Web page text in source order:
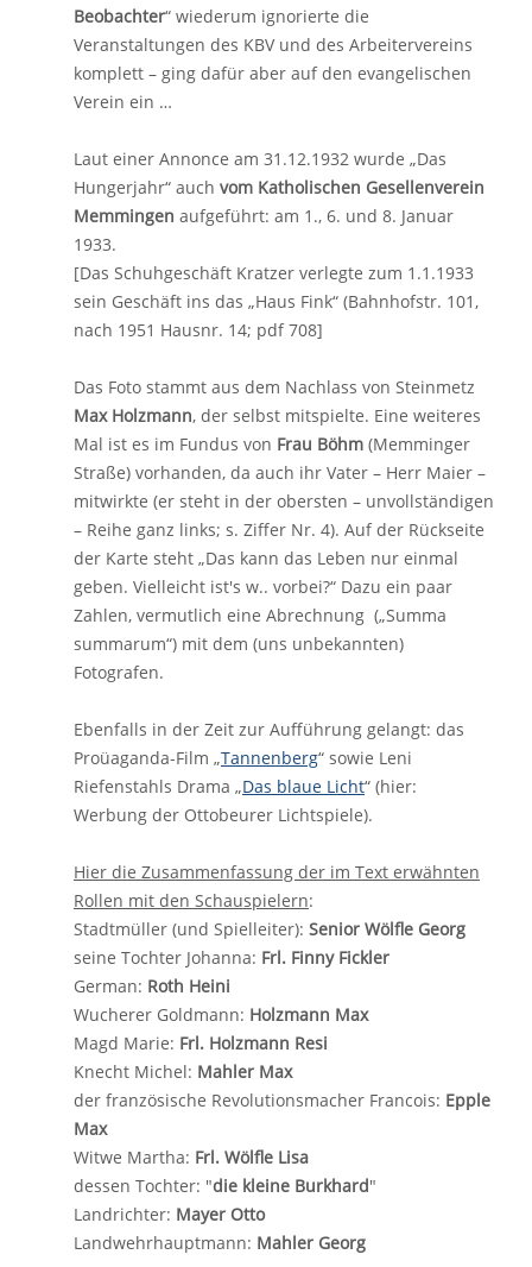
Beobachter“ wiederum ignorierte die
Veranstaltungen des KBV und des Arbeitervereins
komplett – ging dafür aber auf den evangelischen
Verein ein …
Laut einer Annonce am 31.12.1932 wurde „Das
Hungerjahr“ auch vom Katholischen Gesellenverein
Memmingen aufgeführt: am 1., 6. und 8. Januar
1933.
[Das Schuhgeschäft Kratzer verlegte zum 1.1.1933
sein Geschäft ins das „Haus Fink“ (Bahnhofstr. 101,
nach 1951 Hausnr. 14; pdf 708]
Das Foto stammt aus dem Nachlass von Steinmetz
Max Holzmann, der selbst mitspielte. Eine weiteres
Mal ist es im Fundus von Frau Böhm (Memminger
Straße) vorhanden, da auch ihr Vater – Herr Maier –
mitwirkte (er steht in der obersten – unvollständigen
– Reihe ganz links; s. Ziffer Nr. 4). Auf der Rückseite
der Karte steht „Das kann das Leben nur einmal
geben. Vielleicht ist's w.. vorbei?“ Dazu ein paar
Zahlen, vermutlich eine Abrechnung („Summa
summarum“) mit dem (uns unbekannten)
Fotografen.
Ebenfalls in der Zeit zur Aufführung gelangt: das
Proüaganda-Film „Tannenberg“ sowie Leni
Riefenstahls Drama „Das blaue Licht“ (hier:
Werbung der Ottobeurer Lichtspiele).
Hier die Zusammenfassung der im Text erwähnten
Rollen mit den Schauspielern:
Stadtmüller (und Spielleiter): Senior Wölfle Georg
seine Tochter Johanna: Frl. Finny Fickler
German: Roth Heini
Wucherer Goldmann: Holzmann Max
Magd Marie: Frl. Holzmann Resi
Knecht Michel: Mahler Max
der französische Revolutionsmacher Francois: Epple
Max
Witwe Martha: Frl. Wölfle Lisa
dessen Tochter: "die kleine Burkhard"
Landrichter: Mayer Otto
Landwehrhauptmann: Mahler Georg